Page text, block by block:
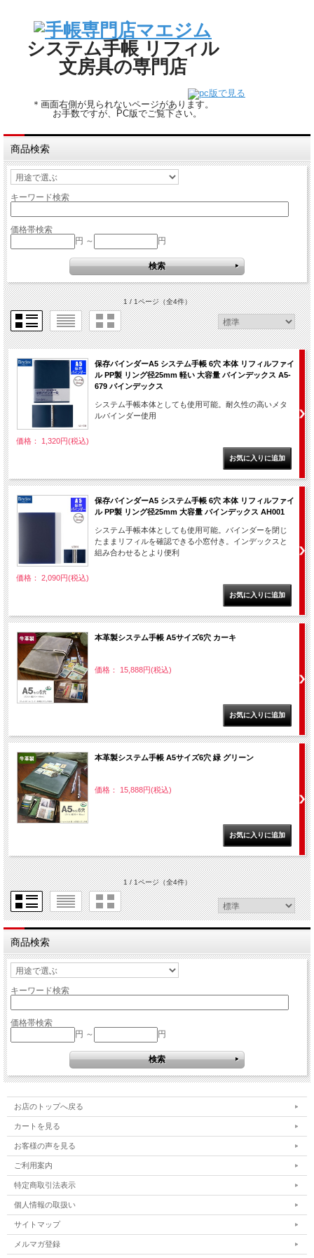
システム手帳 リフィル
文房具の専門店
＊画面右側が見られないページがあります。
お手数ですが、PC版でご覧下さい。
商品検索
キーワード検索
価格帯検索
円 ～
円
1 / 1ページ（全4件）
保存バインダーA5 システム手帳 6穴 本体 リフィルファイ
ル PP製 リング径25mm 軽い 大容量 バインデックス A5-
679 バインデックス
システム手帳本体としても使用可能。耐久性の高いメタ
ルバインダー使用
価格： 1,320円(税込)
保存バインダーA5 システム手帳 6穴 本体 リフィルファイ
ル PP製 リング径25mm 大容量 バインデックス AH001
システム手帳本体としても使用可能。バインダーを閉じ
たままリフィルを確認できる小窓付き。インデックスと
組み合わせるとより便利
価格： 2,090円(税込)
本革製システム手帳 A5サイズ6穴 カーキ
価格： 15,888円(税込)
本革製システム手帳 A5サイズ6穴 緑 グリーン
価格： 15,888円(税込)
1 / 1ページ（全4件）
商品検索
キーワード検索
価格帯検索
円 ～
円
お店のトップへ戻る
カートを見る
お客様の声を見る
ご利用案内
特定商取引法表示
個人情報の取扱い
サイトマップ
メルマガ登録